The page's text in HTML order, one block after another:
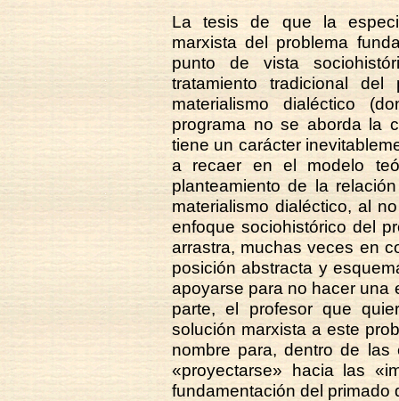
La tesis de que la
marxista del problema
punto de vista
tratamiento tradicional
materialismo dialéctico
programa no se aborda la
tiene un carácter
a recaer en el modelo
planteamiento de la
materialismo dialéctico, al
enfoque sociohistórico del
arrastra, muchas veces en
posición abstracta y
apoyarse para no hacer una
parte, el profesor que
solución marxista a este
nombre para, dentro de las
«proyectarse» hacia las
fundamentación del primado